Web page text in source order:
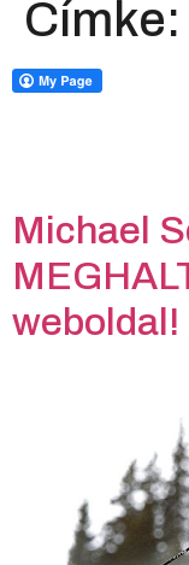
Címke:
Michael
weboldal!